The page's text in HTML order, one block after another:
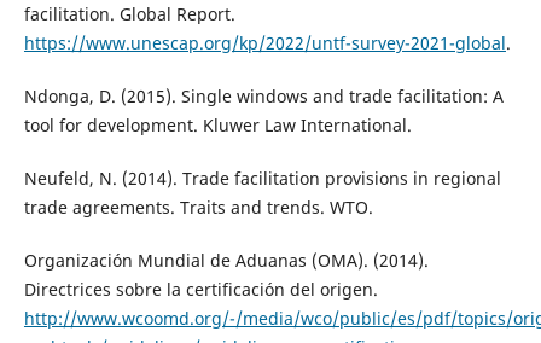
facilitation. Global Report.
https://www.unescap.org/kp/2022/untf-survey-2021-global.
Ndonga, D. (2015). Single windows and trade facilitation: A
tool for development. Kluwer Law International.
Neufeld, N. (2014). Trade facilitation provisions in regional
trade agreements. Traits and trends. WTO.
Organización Mundial de Aduanas (OMA). (2014).
Directrices sobre la certificación del origen.
http://www.wcoomd.org/-/media/wco/public/es/pdf/topics/